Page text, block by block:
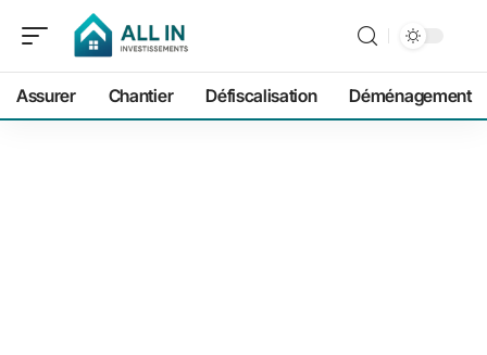
Assurer Chantier Défiscalisation Déménagement